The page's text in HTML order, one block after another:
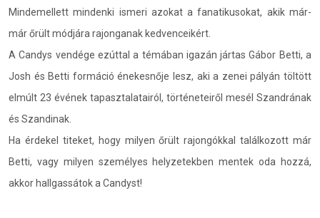
Mindemellett mindenki ismeri azokat a fanatikusokat, akik már-
már őrült módjára rajonganak kedvenceikért.
A Candys vendége ezúttal a témában igazán jártas Gábor Betti, a
Josh és Betti formáció énekesnője lesz, aki a zenei pályán töltött
elmúlt 23 évének tapasztalatairól, történeteiről mesél Szandrának
és Szandinak.
Ha érdekel titeket, hogy milyen őrült rajongókkal találkozott már
Betti, vagy milyen személyes helyzetekben mentek oda hozzá,
akkor hallgassátok a Candyst!